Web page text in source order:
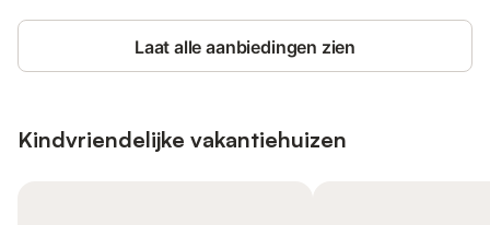
Laat alle aanbiedingen zien
Kindvriendelijke vakantiehuizen